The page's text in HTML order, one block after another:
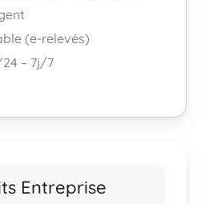
(e-relevés)
– 7j/7
Entreprise